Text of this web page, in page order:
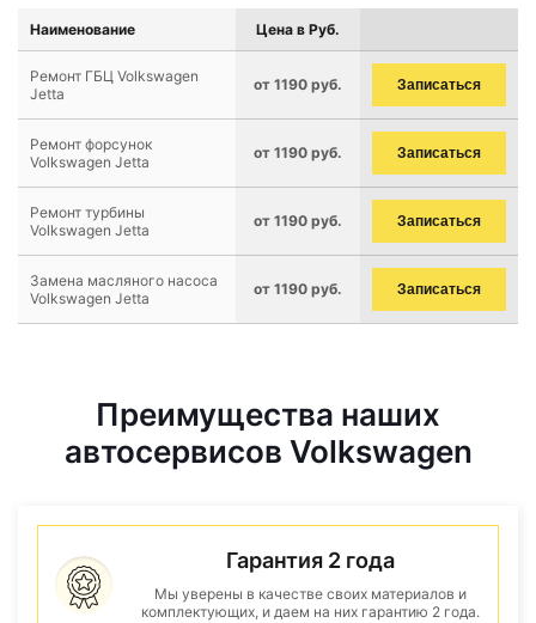
Наименование Цена в Руб.
Ремонт ГБЦ Volkswagen
Jetta
от 1190 руб. Записаться
Ремонт форсунок
Volkswagen Jetta
от 1190 руб. Записаться
Ремонт турбины
Volkswagen Jetta
от 1190 руб. Записаться
Замена масляного насоса
Volkswagen Jetta
от 1190 руб. Записаться
Преимущества наших
автосервисов Volkswagen
Гарантия 2 года
Мы уверены в качестве своих материалов и
комплектующих, и даем на них гарантию 2 года.